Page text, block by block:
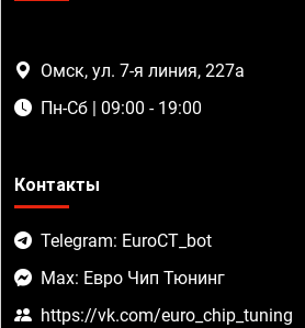
Омск, ул. 7-я линия, 227а
Пн-Сб | 09:00 - 19:00
Контакты
Telegram: EuroCT_bot
Max: Евро Чип Тюнинг
https://vk.com/euro_chip_tuning